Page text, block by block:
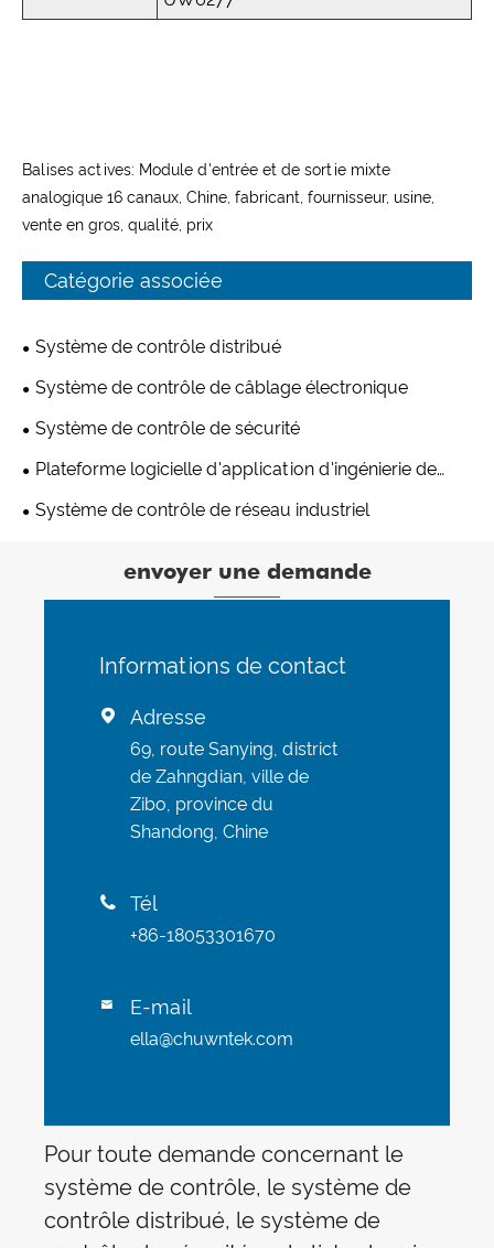
Balises actives: Module d'entrée et de sortie mixte
analogique 16 canaux, Chine, fabricant, fournisseur, usine,
vente en gros, qualité, prix
Catégorie associée
Système de contrôle distribué
Système de contrôle de câblage électronique
Système de contrôle de sécurité
Plateforme logicielle d'application d'ingénierie de
contrôle
Système de contrôle de réseau industriel
envoyer une demande
Informations de contact
 Adresse
69, route Sanying, district
de Zahngdian, ville de
Zibo, province du
Shandong, Chine
 Tél
+86-18053301670
 E-mail
ella@chuwntek.com
Pour toute demande concernant le
système de contrôle, le système de
contrôle distribué, le système de